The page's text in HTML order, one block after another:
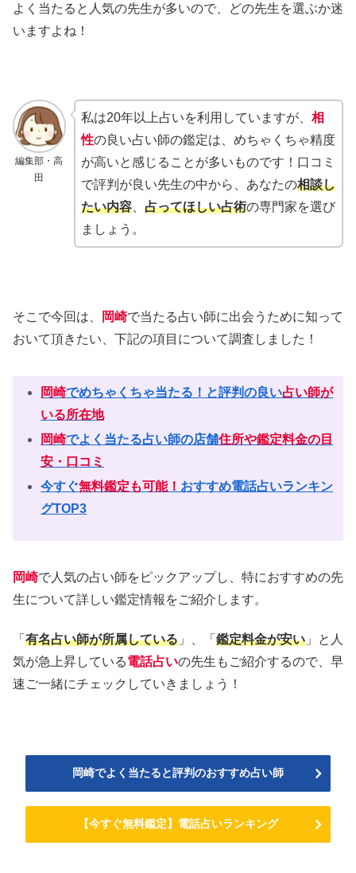
よく当たると人気の先生が多いので、どの先生を選ぶか迷
いますよね！
編集部・高
田
私は20年以上占いを利用していますが、 相
性の良い占い師の鑑定は、めちゃくちゃ精度
が高いと感じることが多いものです！口コミ
で評判が良い先生の中から、あなたの相談し
たい内容、 占ってほしい占術の専門家を選び
ましょう。
そこで今回は、 岡崎で当たる占い師に出会うために知って
おいて頂きたい、下記の項目について調査しました！
岡崎でめちゃくちゃ当たる！と評判の良い占い師が
いる所在地
岡崎でよく当たる占い師の店舗住所や鑑定料金の目
安・口コミ
今すぐ無料鑑定も可能！ おすすめ電話占いランキン
グTOP3
岡崎で人気の占い師をピックアップし、特におすすめの先
生について詳しい鑑定情報をご紹介します。
「 有名占い師が所属している 」、「 鑑定料金が安い 」と人
気が急上昇している電話占いの先生もご紹介するので、早
速ご一緒にチェックしていきましょう！
岡崎でよく当たると評判のおすすめ占い師
【今すぐ無料鑑定】電話占いランキング